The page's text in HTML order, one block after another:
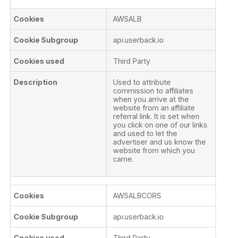
AWSALB
api.userback.io
Third Party
Used to attribute
commission to affiliates
when you arrive at the
website from an affiliate
referral link. It is set when
you click on one of our links
and used to let the
advertiser and us know the
website from which you
came.
AWSALBCORS
api.userback.io